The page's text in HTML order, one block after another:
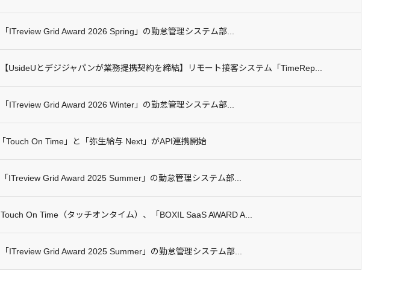
「ITreview Grid Award 2026 Spring」の勤怠管理システム部...
【UsideUとデジジャパンが業務提携契約を締結】リモート接客システム「TimeRep...
「ITreview Grid Award 2026 Winter」の勤怠管理システム部...
「Touch On Time」と「弥生給与 Next」がAPI連携開始
「ITreview Grid Award 2025 Summer」の勤怠管理システム部...
Touch On Time（タッチオンタイム）、「BOXIL SaaS AWARD A...
「ITreview Grid Award 2025 Summer」の勤怠管理システム部...